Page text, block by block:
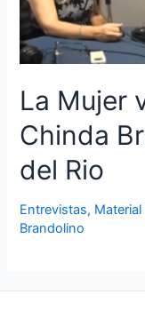
La Mujer
Chinda
del Rio
Entrevistas,
Brandolino